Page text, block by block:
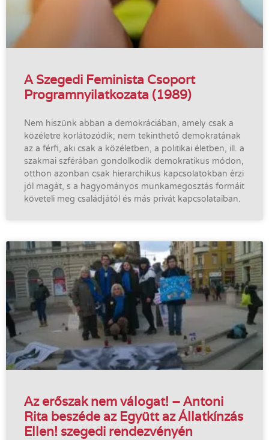
A Szegedi Feminista Csoport
Programnyilatkozata (1989)
Nem hiszünk abban a demokráciában, amely csak a
közéletre korlátozódik; nem tekinthető demokratának
az a férfi, aki csak a közéletben, a politikai életben, ill. a
szakmai szférában gondolkodik demokratikus módon,
otthon azonban csak hierarchikus kapcsolatokban érzi
jól magát, s a hagyományos munkamegosztás formáit
követeli meg családjától és más privát kapcsolataiban.
Az erőszak nem válogat! – Antoni
Rita beszéde az Együtt az Állatkínzás
Ellen! szegedi rendezvényén